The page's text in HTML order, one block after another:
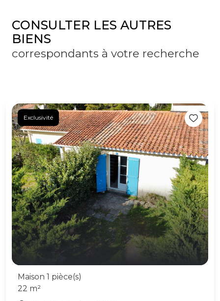
CONSULTER LES AUTRES
BIENS
correspondants à votre recherche
Exclusivité
Maison 1 pièce(s)
22 m²